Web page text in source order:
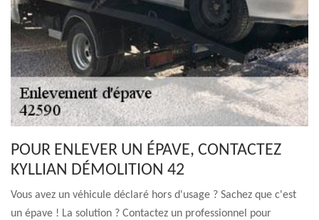
POUR ENLEVER UN ÉPAVE, CONTACTEZ
KYLLIAN DÉMOLITION 42
Vous avez un véhicule déclaré hors d'usage ? Sachez que c'est
un épave ! La solution ? Contactez un professionnel pour